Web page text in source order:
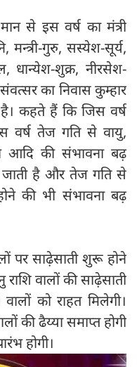
से इस वर्ष का मंत्री
मन्त्री-गुरु, सस्येश-सूर्य,
धान्येश-शुक्र, नीरसेश-
का निवास कुम्हार
कहते हैं कि जिस वर्ष
वर्ष तेज गति से वायु,
आदि की संभावना बढ़
जाती है और तेज गति से
की भी संभावना बढ़
पर साढ़ेसाती शुरू होने
वालों की साढ़ेसाती
को राहत मिलेगी।
की ढैय्या समाप्त होगी
होगी।